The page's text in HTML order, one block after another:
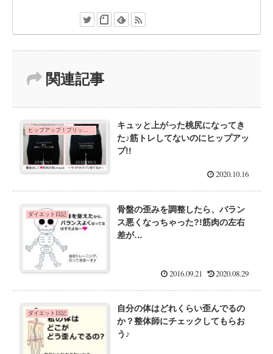
関連記事
ヒップアップ！プリッと丸いお尻を目指して♪
キュッと上がった桃尻になってき
た♪筋トレしてないのにヒップアッ
プ!!
2020.10.16
ダイエット日記
骨盤の歪みを調整したら、バラン
ス悪くなっちゃった?!筋肉の左右
差が…
2016.09.21 2020.08.29
ダイエット日記
自分の体はどれくらい歪んでるの
か？整体師にチェックしてもらお
う♪